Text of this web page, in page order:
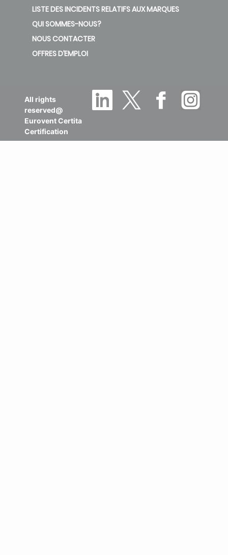
LISTE DES INCIDENTS RELATIFS AUX MARQUES
QUI SOMMES-NOUS?
NOUS CONTACTER
OFFRES D’EMPLOI
All rights
reserved@
Eurovent Certita
Certification